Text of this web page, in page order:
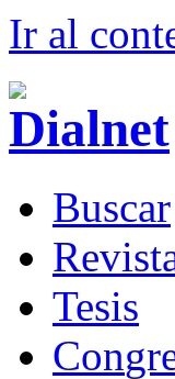
Ir al
Buscar
R
Tesis
Con